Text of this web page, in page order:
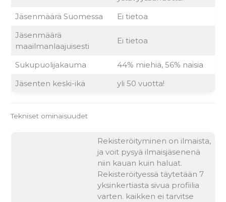
Jäsenmäärä Suomessa
Ei tietoa
Jäsenmäärä
maailmanlaajuisesti
Ei tietoa
Sukupuolijakauma
44% miehiä, 56% naisia
Jäsenten keski-ikä
yli 50 vuotta!
Tekniset ominaisuudet
Rekisteröityminen on ilmaista,
ja voit pysyä ilmaisjäsenenä
niin kauan kuin haluat.
Rekisteröityessä täytetään 7
yksinkertiasta sivua profiilia
varten. kaikken ei tarvitse